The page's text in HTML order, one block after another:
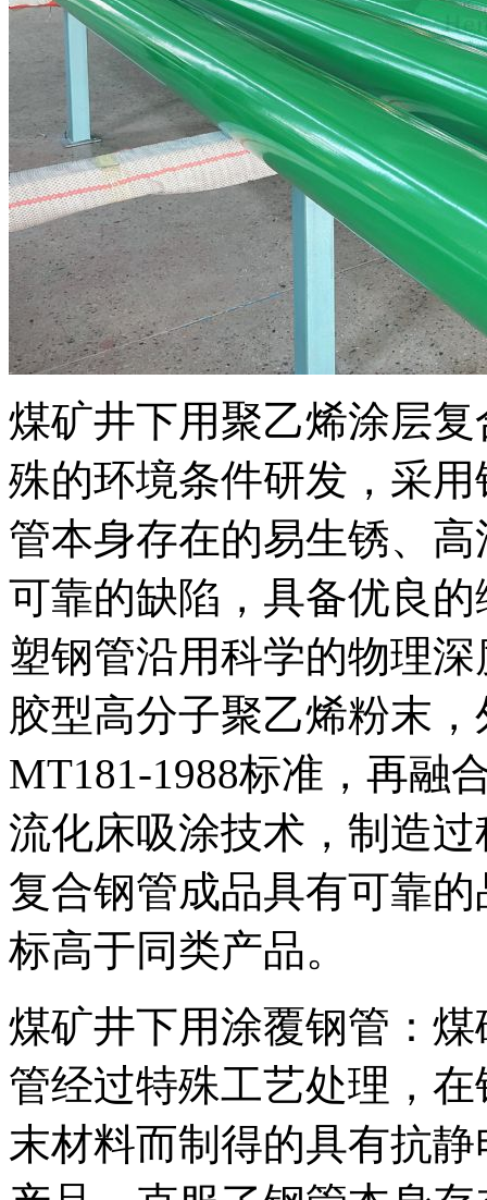
煤矿井下用聚乙烯涂层
殊的环境条件研发，采
管本身存在的易生锈、
可靠的缺陷，具备优良
塑钢管沿用科学的物理
胶型高分子聚乙烯粉末
MT181-1988标准，再融
流化床吸涂技术，制造
复合钢管成品具有可靠
标高于同类产品。
煤矿井下用涂覆钢管：
管经过特殊工艺处理，
末材料而制得的具有抗